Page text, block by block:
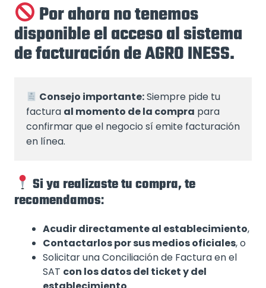
Por ahora no tenemos
disponible el acceso al sistema
de facturación de AGRO INESS.
Consejo importante: Siempre pide tu
factura al momento de la compra para
confirmar que el negocio sí emite facturación
en línea.
Si ya realizaste tu compra, te
recomendamos:
Acudir directamente al establecimiento,
Contactarlos por sus medios oficiales, o
Solicitar una Conciliación de Factura en el
SAT con los datos del ticket y del